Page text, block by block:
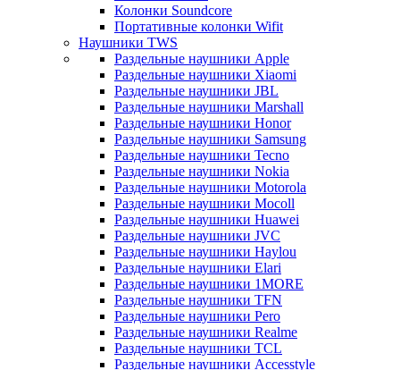
Колонки Soundcore
Портативные колонки Wifit
Наушники TWS
Раздельные наушники Apple
Раздельные наушники Xiaomi
Раздельные наушники JBL
Раздельные наушники Marshall
Раздельные наушники Honor
Раздельные наушники Samsung
Раздельные наушники Tecno
Раздельные наушники Nokia
Раздельные наушники Motorola
Раздельные наушники Mocoll
Раздельные наушники Huawei
Раздельные наушники JVC
Раздельные наушники Haylou
Раздельные наушники Elari
Раздельные наушники 1MORE
Раздельные наушники TFN
Раздельные наушники Pero
Раздельные наушники Realme
Раздельные наушники TCL
Раздельные наушники Accesstyle